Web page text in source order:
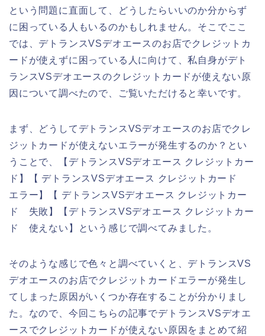
という問題に直面して、どうしたらいいのか分からず
に困っている人もいるのかもしれません。そこでここ
では、デトランスVSデオエースのお店でクレジットカ
ードが使えずに困っている人に向けて、私自身がデト
ランスVSデオエースのクレジットカードが使えない原
因について調べたので、ご覧いただけると幸いです。
まず、どうしてデトランスVSデオエースのお店でクレ
ジットカードが使えないエラーが発生するのか？とい
うことで、【デトランスVSデオエース クレジットカー
ド】【 デトランスVSデオエース クレジットカード
エラー】【 デトランスVSデオエース クレジットカー
ド 失敗】【デトランスVSデオエース クレジットカー
ド 使えない】という感じで調べてみました。
そのような感じで色々と調べていくと、デトランスVS
デオエースのお店でクレジットカードエラーが発生し
てしまった原因がいくつか存在することが分かりまし
た。なので、今回こちらの記事でデトランスVSデオエ
ースでクレジットカードが使えない原因をまとめて紹